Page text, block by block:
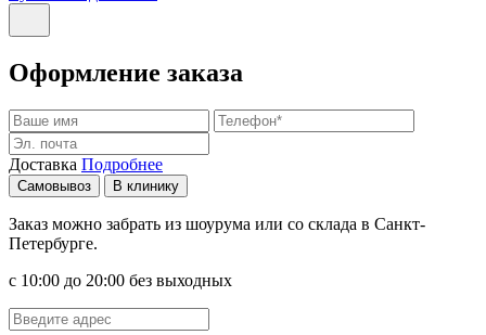
Оформление заказа
Доставка Подробнее
Самовывоз В клинику
Заказ можно забрать из шоурума или со склада в Санкт-
Петербурге.
с 10:00 до 20:00 без выходных